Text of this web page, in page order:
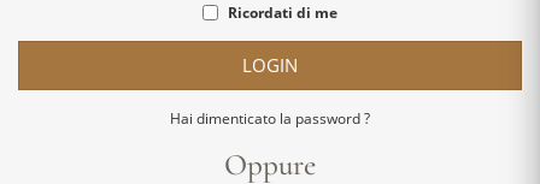
Ricordati di me
LOGIN
Hai dimenticato la password ?
Oppure